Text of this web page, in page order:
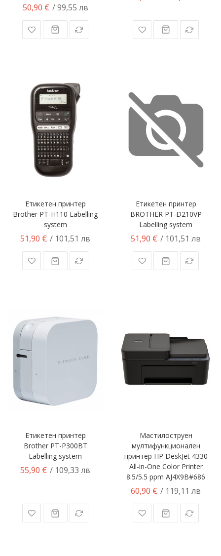
50,90 € / 99,55 лв
Етикетен принтер
Brother PT-H110 Labelling
system
51,90 € / 101,51 лв
Етикетен принтер
BROTHER PT-D210VP
Labelling system
51,90 € / 101,51 лв
Етикетен принтер
Brother PT-P300BT
Labelling system
55,90 € / 109,33 лв
Мастилоструен
мултифункционален
принтер HP DeskJet 4330
All-in-One Color Printer
8.5/5.5 ppm AJ4X9B#686
60,90 € / 119,11 лв